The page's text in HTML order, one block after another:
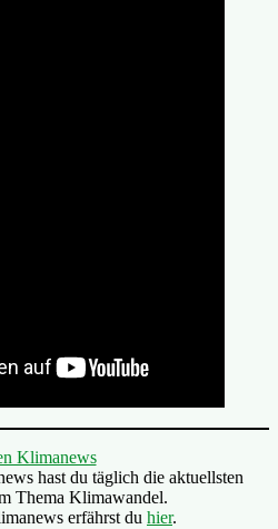
Klimanews
hast du täglich die aktuellsten
Thema Klimawandel.
erfährst du hier.